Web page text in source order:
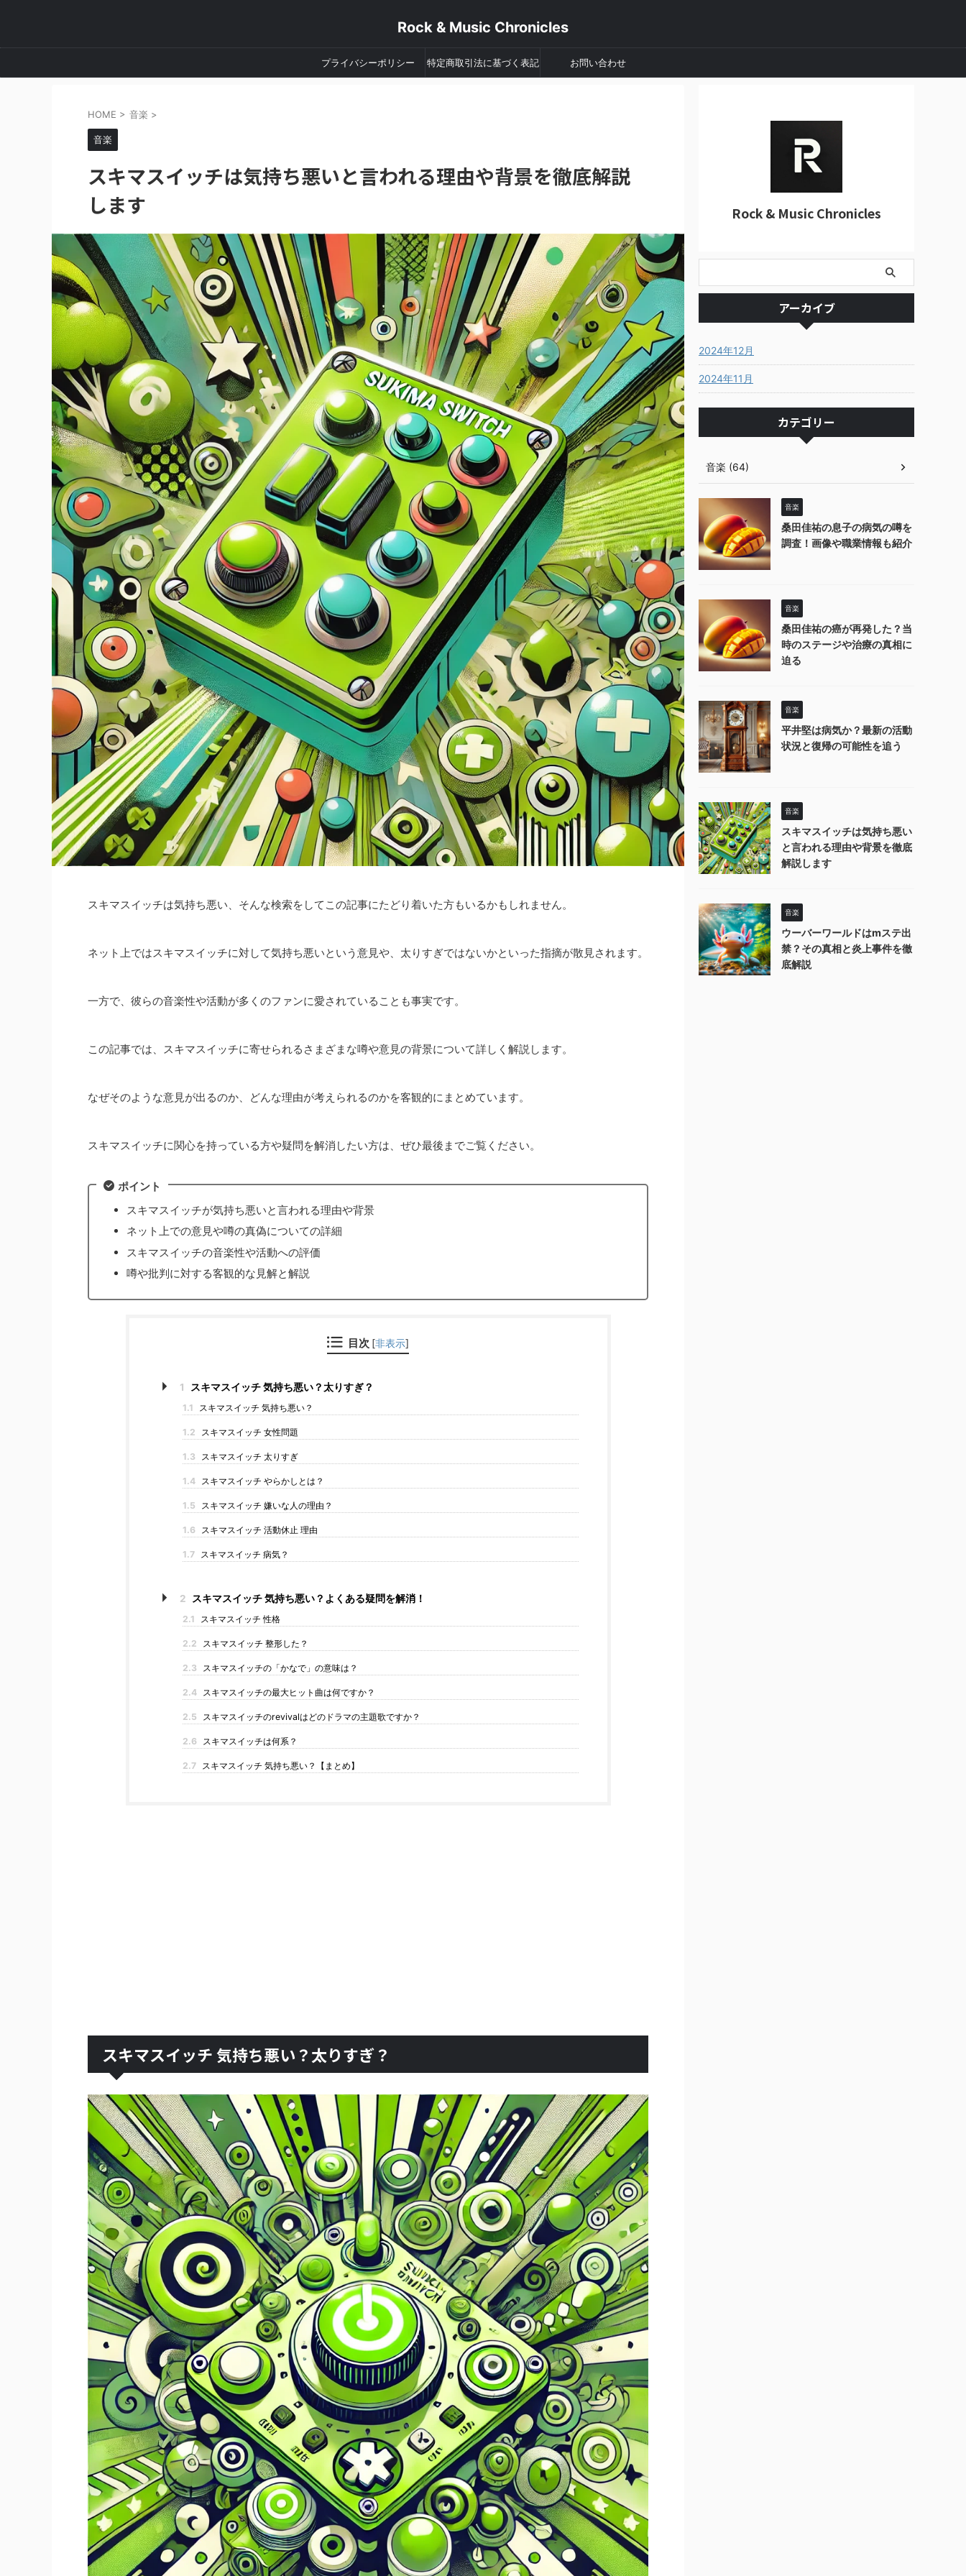
Rock & Music Chronicles
プライバシーポリシー 特定商取引法に基づく表記 お問い合わせ
HOME > 音楽 >
音楽
スキマスイッチは気持ち悪いと言われる理由や背景を徹底解説
します
スキマスイッチは気持ち悪い、そんな検索をしてこの記事にたどり着いた方もいるかもしれません。
ネット上ではスキマスイッチに対して気持ち悪いという意見や、太りすぎではないかといった指摘が散見されます。
一方で、彼らの音楽性や活動が多くのファンに愛されていることも事実です。
この記事では、スキマスイッチに寄せられるさまざまな噂や意見の背景について詳しく解説します。
なぜそのような意見が出るのか、どんな理由が考えられるのかを客観的にまとめています。
スキマスイッチに関心を持っている方や疑問を解消したい方は、ぜひ最後までご覧ください。
ポイント
スキマスイッチが気持ち悪いと言われる理由や背景
ネット上での意見や噂の真偽についての詳細
スキマスイッチの音楽性や活動への評価
噂や批判に対する客観的な見解と解説
目次 [非表示]
1 スキマスイッチ 気持ち悪い？太りすぎ？
1.1 スキマスイッチ 気持ち悪い？
1.2 スキマスイッチ 女性問題
1.3 スキマスイッチ 太りすぎ
1.4 スキマスイッチ やらかしとは？
1.5 スキマスイッチ 嫌いな人の理由？
1.6 スキマスイッチ 活動休止 理由
1.7 スキマスイッチ 病気？
2 スキマスイッチ 気持ち悪い？よくある疑問を解消！
2.1 スキマスイッチ 性格
2.2 スキマスイッチ 整形した？
2.3 スキマスイッチの「かなで」の意味は？
2.4 スキマスイッチの最大ヒット曲は何ですか？
2.5 スキマスイッチのrevivalはどのドラマの主題歌ですか？
2.6 スキマスイッチは何系？
2.7 スキマスイッチ 気持ち悪い？【まとめ】
スキマスイッチ 気持ち悪い？太りすぎ？
Rock & Music Chronicles
アーカイブ
2024年12月
2024年11月
カテゴリー
音楽 (64)
音楽
桑田佳祐の息子の病気の噂を
調査！画像や職業情報も紹介
音楽
桑田佳祐の癌が再発した？当
時のステージや治療の真相に
迫る
音楽
平井堅は病気か？最新の活動
状況と復帰の可能性を追う
音楽
スキマスイッチは気持ち悪い
と言われる理由や背景を徹底
解説します
音楽
ウーバーワールドはmステ出
禁？その真相と炎上事件を徹
底解説